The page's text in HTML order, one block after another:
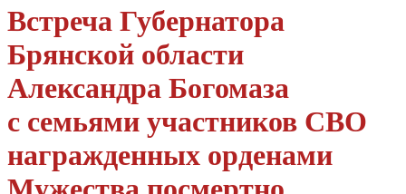
Встреча Губернатора
Брянской области
Александра Богомаза
с семьями участников СВО
награжденных орденами